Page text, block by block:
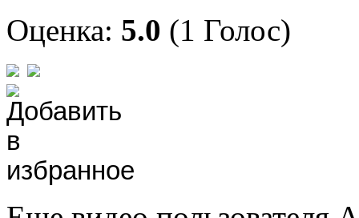
Оценка: 5.0 (1 Голос)